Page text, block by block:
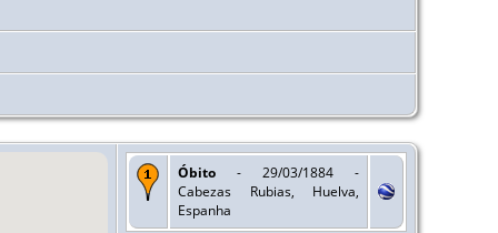
Óbito - 29/03/1884 -
Cabezas Rubias, Huelva,
Espanha